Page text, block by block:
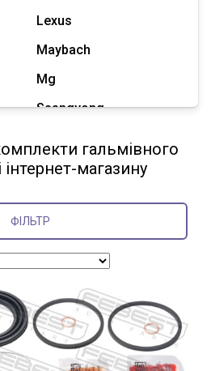
Lexus
Maybach
Mg
Ssangyong
Tesla
всі марки
гальмівного
інтернет-магазину
ФІЛЬТР